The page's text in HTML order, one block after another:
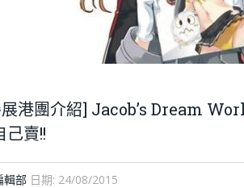
港團介紹] Jacob’s Dream
己賣!!
輯部 日期: 24/08/2015